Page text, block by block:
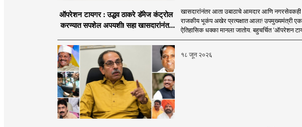
ऑपरेशन टायगर : उद्धव ठाकरे डॅमेज कंट्रोल
करण्यात सपशेल अपयशी! सहा खासदारांनंतर
चर्चा सुरू
खासदारांनंतर आता उबाठाचे आमदार आणि नगरसेवकही
राजकीय भूकंप अखेर प्रत्यक्षात आला! उपमुख्यमंत्री
ऐतिहासिक धक्का मानला जातोय. बहुचर्चित ‘ऑपरेशन
१८ जून २०२६